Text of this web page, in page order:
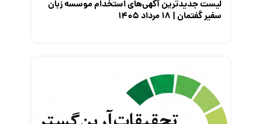
لیست جدیدترین آگهی‌های استخدام موسسه زبان
سفیر گفتمان | ۱۸ مرداد ۱۴۰۵